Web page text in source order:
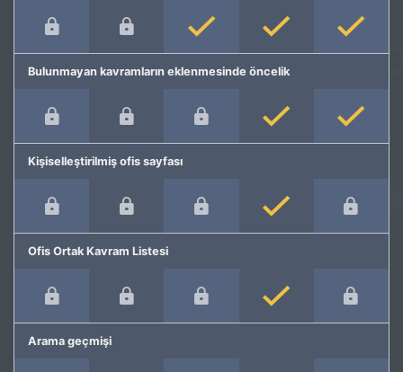
Bulunmayan kavramların eklenmesinde öncelik
Kişiselleştirilmiş ofis sayfası
Ofis Ortak Kavram Listesi
Arama geçmişi